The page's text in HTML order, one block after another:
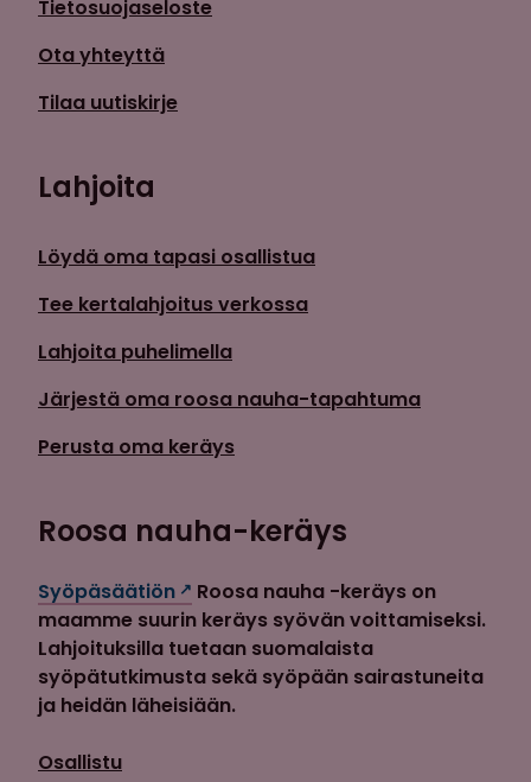
Tietosuojaseloste
Ota yhteyttä
Tilaa uutiskirje
Lahjoita
Löydä oma tapasi osallistua
Tee kertalahjoitus verkossa
Lahjoita puhelimella
Järjestä oma roosa nauha-tapahtuma
Perusta oma keräys
Roosa nauha-keräys
Syöpäsäätiön
Roosa nauha -keräys on
maamme suurin keräys syövän voittamiseksi.
Lahjoituksilla tuetaan suomalaista
syöpätutkimusta sekä syöpään sairastuneita
ja heidän läheisiään.
Osallistu